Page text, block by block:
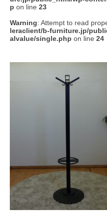
p on line 23
Warning: Attempt to read
leraclient/b-furniture.jp/
alvalue/single.php on line 24